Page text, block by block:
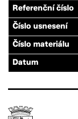
Referenční číslo
Číslo usnesení
Číslo materiálu
Datum